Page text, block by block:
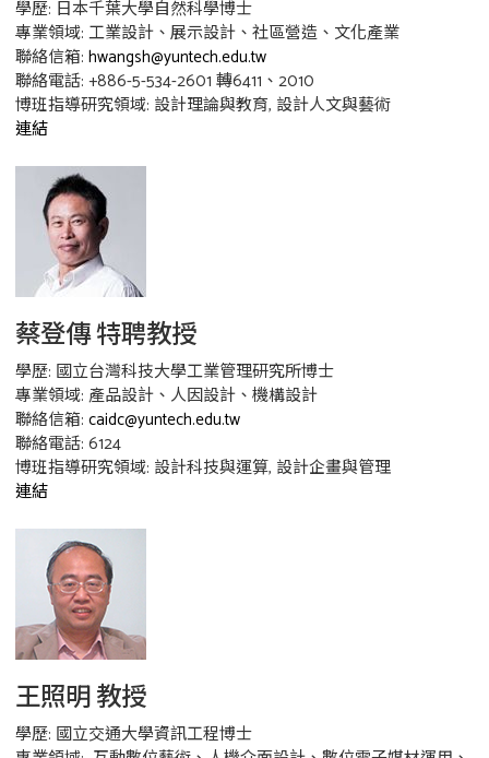
學歷: 日本千葉大學自然科學博士
專業領域: 工業設計、展示設計、社區營造、文化產業
聯絡信箱: hwangsh@yuntech.edu.tw
聯絡電話: +886-5-534-2601 轉6411、2010
博班指導研究領域: 設計理論與教育, 設計人文與藝術
連結
蔡登傳 特聘教授
學歷: 國立台灣科技大學工業管理研究所博士
專業領域: 產品設計、人因設計、機構設計
聯絡信箱: caidc@yuntech.edu.tw
聯絡電話: 6124
博班指導研究領域: 設計科技與運算, 設計企畫與管理
連結
王照明 教授
學歷: 國立交通大學資訊工程博士